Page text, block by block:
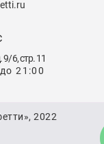
6, стр. 11
21:00
2022